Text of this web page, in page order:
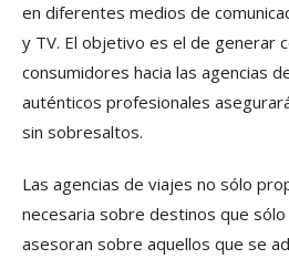
en diferentes medios de
y TV. El objetivo es el de generar
consumidores hacia las agencias
auténticos profesionales
sin sobresaltos.
Las agencias de viajes no sólo
necesaria sobre destinos que
asesoran sobre aquellos que se